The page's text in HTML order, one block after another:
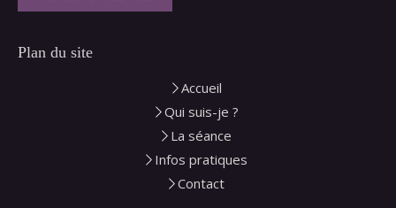
Plan du site
Accueil
Qui suis-je ?
La séance
Infos pratiques
Contact